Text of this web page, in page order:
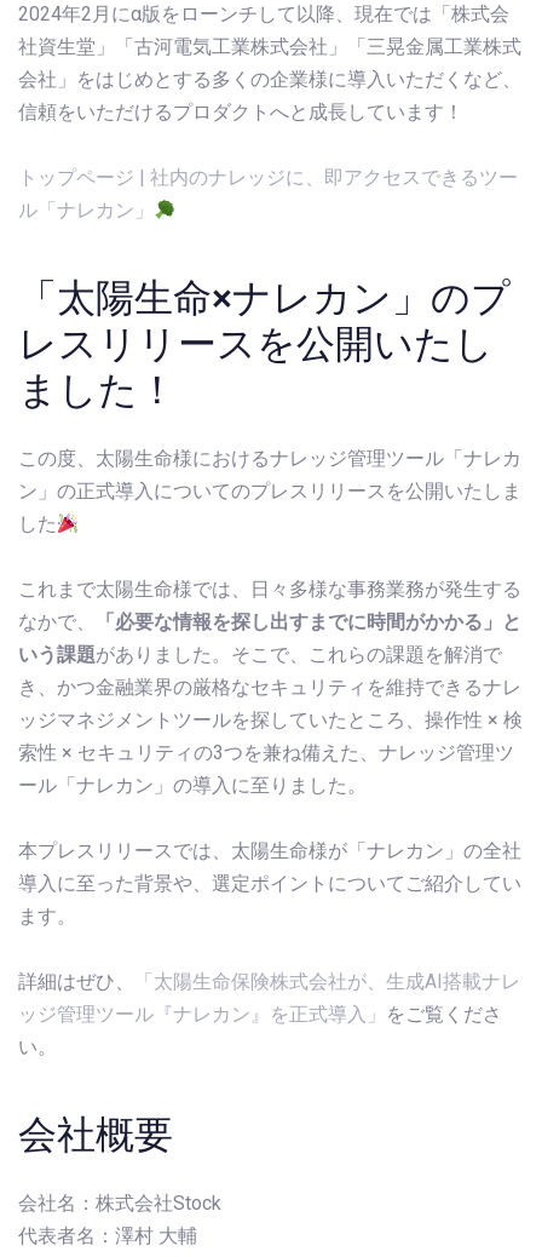
2024年2月にα版をローンチして以降、現在では「株式会
社資生堂」「古河電気工業株式会社」「三晃金属工業株式
会社」をはじめとする多くの企業様に導入いただくなど、
信頼をいただけるプロダクトへと成長しています！
トップページ | 社内のナレッジに、即アクセスできるツー
ル「ナレカン」
「太陽生命×ナレカン」のプ
レスリリースを公開いたし
ました！
この度、太陽生命様におけるナレッジ管理ツール「ナレカ
ン」の正式導入についてのプレスリリースを公開いたしま
した
これまで太陽生命様では、日々多様な事務業務が発生する
なかで、
「必要な情報を探し出すまでに時間がかかる」と
いう課題がありました。そこで、これらの課題を解消で
き、かつ金融業界の厳格なセキュリティを維持できるナレ
ッジマネジメントツールを探していたところ、操作性 × 検
索性 × セキュリティの3つを兼ね備えた、ナレッジ管理ツ
ール「ナレカン」の導入に至りました。
本プレスリリースでは、太陽生命様が「ナレカン」の全社
導入に至った背景や、選定ポイントについてご紹介してい
ます。
詳細はぜひ、
「太陽生命保険株式会社が、生成AI搭載ナレ
ッジ管理ツール『ナレカン』を正式導入」 をご覧くださ
い。
会社概要
会社名：株式会社Stock
代表者名：澤村 大輔